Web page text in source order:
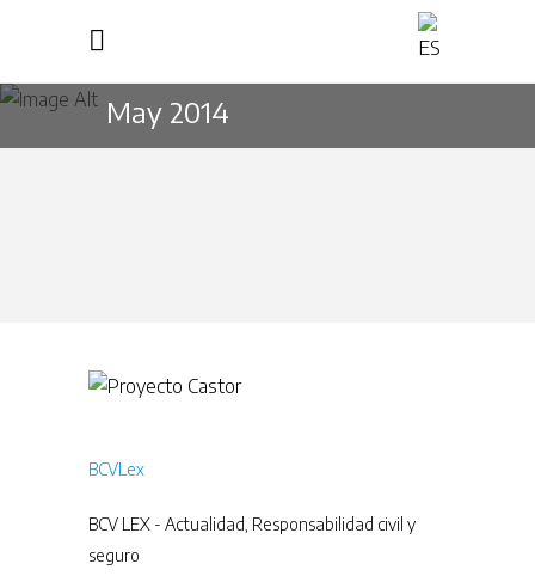
May 2014
BCVLex
BCV LEX - Actualidad Responsabilidad civil y
seguro